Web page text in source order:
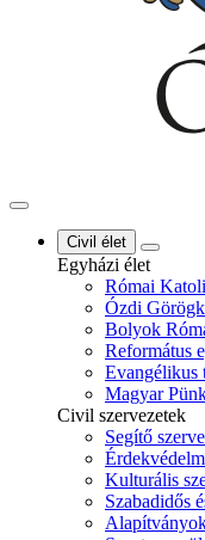
Civil élet
Egyházi élet
Római
Ózdi
Bolyok
Református
Evangélikus
Magyar
Civil szervezetek
Segítő
Kulturális
Szabadidős